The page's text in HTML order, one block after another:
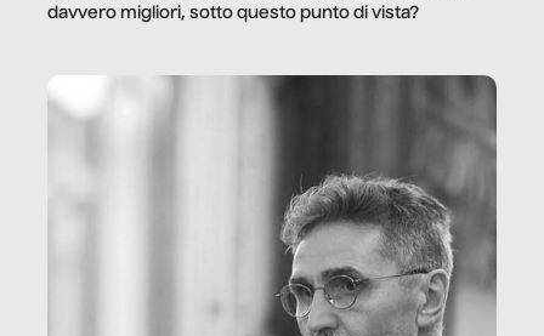
davvero migliori, sotto questo punto di vista?